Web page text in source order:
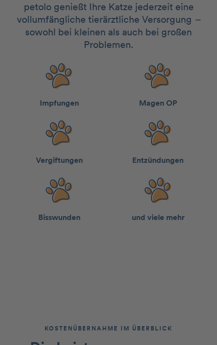
petolo genießt Ihre Katze jederzeit eine
vollumfängliche tierärztliche Versorgung –
sowohl bei kleinen als auch bei großen
Problemen.
Impfungen Magen OP
Vergiftungen Entzündungen
Bisswun­den und viele mehr
KOSTENÜBERNAHME IM ÜBERBLICK